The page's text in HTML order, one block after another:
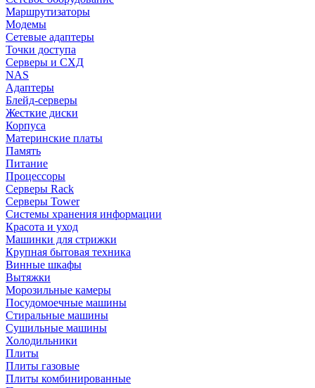
Маршрутизаторы
Модемы
Сетевые адаптеры
Точки доступа
Серверы и СХД
NAS
Адаптеры
Блейд-серверы
Жесткие диски
Корпуса
Материнские платы
Память
Питание
Процессоры
Серверы Rack
Серверы Tower
Системы хранения информации
Красота и уход
Машинки для стрижки
Крупная бытовая техника
Винные шкафы
Вытяжки
Морозильные камеры
Посудомоечные машины
Стиральные машины
Сушильные машины
Холодильники
Плиты
Плиты газовые
Плиты комбинированные